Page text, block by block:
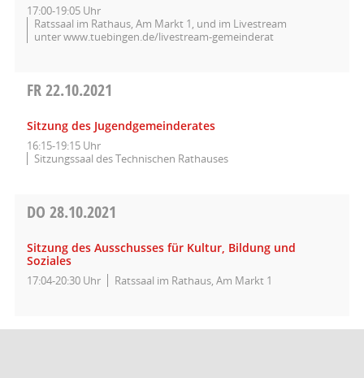
17:00-19:05 Uhr
Ratssaal im Rathaus, Am Markt 1, und im Livestream
unter www.tuebingen.de/livestream-gemeinderat
FR22.10.2021
Sitzung des Jugendgemeinderates
16:15-19:15 Uhr
Sitzungssaal des Technischen Rathauses
DO 28.10.2021
Sitzung des Ausschusses für Kultur, Bildung und
Soziales
17:04-20:30 Uhr Ratssaal im Rathaus, Am Markt 1